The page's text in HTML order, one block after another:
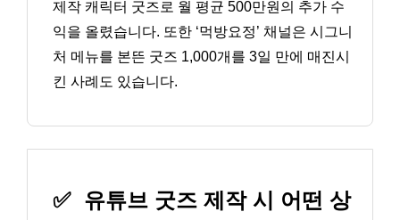
제작 캐릭터 굿즈로 월 평균 500만원의 추가 수
익을 올렸습니다. 또한 ‘먹방요정’ 채널은 시그니
처 메뉴를 본뜬 굿즈 1,000개를 3일 만에 매진시
킨 사례도 있습니다.
✅ 유튜브 굿즈 제작 시 어떤 상